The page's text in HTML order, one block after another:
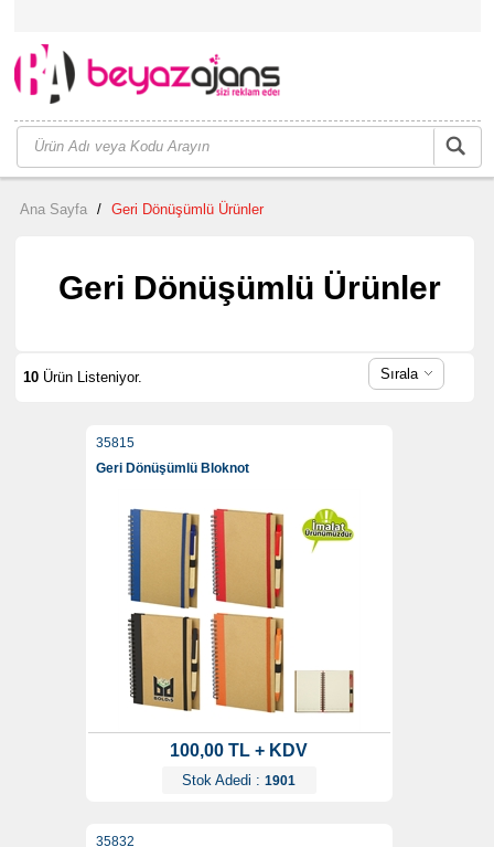
Ana Sayfa / Geri Dönüşümlü Ürünler
Geri Dönüşümlü Ürünler
10Ürün Listeniyor. Sırala
35815
Geri Dönüşümlü Bloknot
100,00 TL + KDV
Stok Adedi : 1901
35832